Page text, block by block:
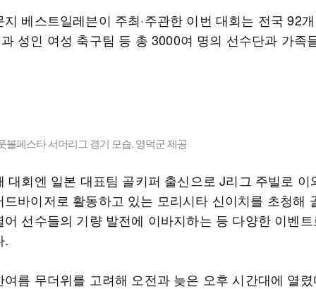
지 베스트일레븐이 주최·주관한 이번 대회는 전국 92
성인 여성 축구팀 등 총 3000여 명의 선수단과 가족
볼페스타 서머리그 경기 모습. 영덕군 제공
대회엔 일본 대표팀 골키퍼 출신으로 J리그 주빌로 이
드바이저로 활동하고 있는 모리시타 신이치를 초청해
어 선수들의 기량 발전에 이바지하는 등 다양한 이벤
.
여름 무더위를 고려해 오전과 늦은 오후 시간대에 열렸